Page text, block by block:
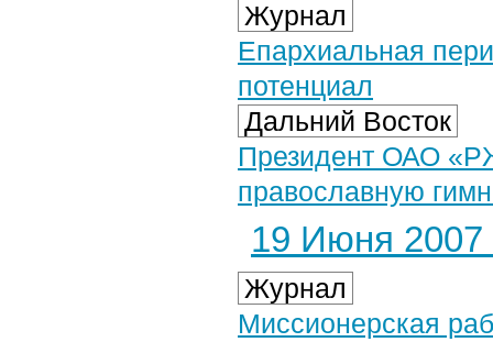
Журнал
Епархиальная
потенциал
Дальний Восток
Президент ОАО
православную
19 Июня 2007
Журнал
Миссионерская